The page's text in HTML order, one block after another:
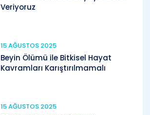
Veriyoruz
15 AĞUSTOS 2025
Beyin Ölümü ile Bitkisel Hayat
Kavramları Karıştırılmamalı
15 AĞUSTOS 2025